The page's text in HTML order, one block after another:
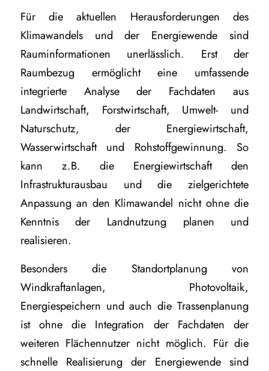
Für die aktuellen Herausforderungen des
Klimawandels und der Energiewende sind
Rauminformationen unerlässlich. Erst der
Raumbezug ermöglicht eine umfassende
integrierte Analyse der Fachdaten aus
Landwirtschaft, Forstwirtschaft, Umwelt- und
Naturschutz, der Energiewirtschaft,
Wasserwirtschaft und Rohstoffgewinnung. So
kann z.B. die Energiewirtschaft den
Infrastrukturausbau und die zielgerichtete
Anpassung an den Klimawandel nicht ohne die
Kenntnis der Landnutzung planen und
realisieren.
Besonders die Standortplanung von
Windkraftanlagen, Photovoltaik,
Energiespeichern und auch die Trassenplanung
ist ohne die Integration der Fachdaten der
weiteren Flächennutzer nicht möglich. Für die
schnelle Realisierung der Energiewende sind